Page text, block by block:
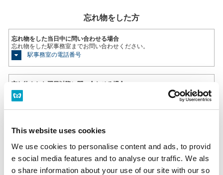
This website uses cookies
We use cookies to personalise content and ads, to provid
e social media features and to analyse our traffic. We als
o share information about your use of our site with our so
忘れ物をした方
忘れ物をした当日中に問い合わせる場合
忘れ物をした駅事務室までお問い合わせください。
駅事務室の電話番号
忘れ物をした翌日以降に問い合わせる場合
飯田橋駅（東京メトロ南北線）構内のお忘れ物総合取扱所もしくは東京メ
トロお客様センターまでお問いあわせください。
のりかえのご案内
神田駅からの運賃・のりかえ検索